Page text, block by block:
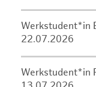
Werkstudent*in
22.07.2026
Werkstudent*in